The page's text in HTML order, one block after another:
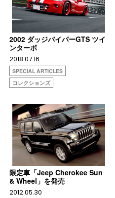
2002 ダッジバイパーGTS ツイ
ンターボ
2018.07.16
SPECIAL ARTICLES
コレクションズ
限定車「Jeep Cherokee Sun
& Wheel」を発売
2012.05.30